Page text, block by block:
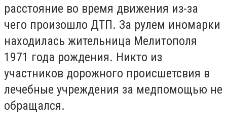
расстояние во время движения из-за
чего произошло ДТП. За рулем иномарки
находилась жительница Мелитополя
1971 года рождения. Никто из
участников дорожного происшетсвия в
лечебные учреждения за медпомощью не
обращался.